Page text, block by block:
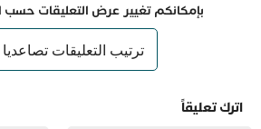
بإمكانكم تغيير عرض التعليقات حسب
اترك تعليقاً